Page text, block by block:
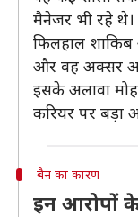
मैनेजर भी रहे थे।
फिलहाल
और वह अक्सर
इसके अलावा
करियर पर बड़ा
बैन का कारण
इन आरोपों